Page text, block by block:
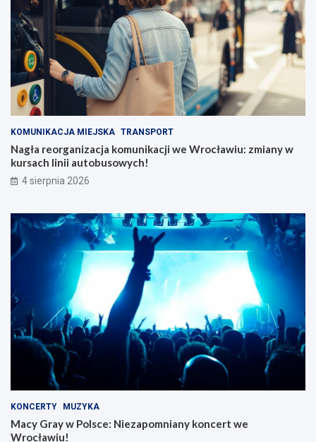
KOMUNIKACJA MIEJSKA TRANSPORT
Nagła reorganizacja komunikacji we Wrocławiu: zmiany w
kursach linii autobusowych!
4 sierpnia 2026
KONCERTY MUZYKA
Macy Gray w Polsce: Niezapomniany koncert we
Wrocławiu!